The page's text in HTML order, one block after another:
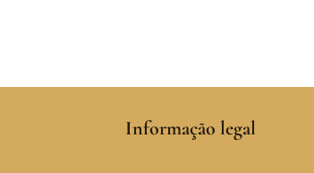
Informação legal